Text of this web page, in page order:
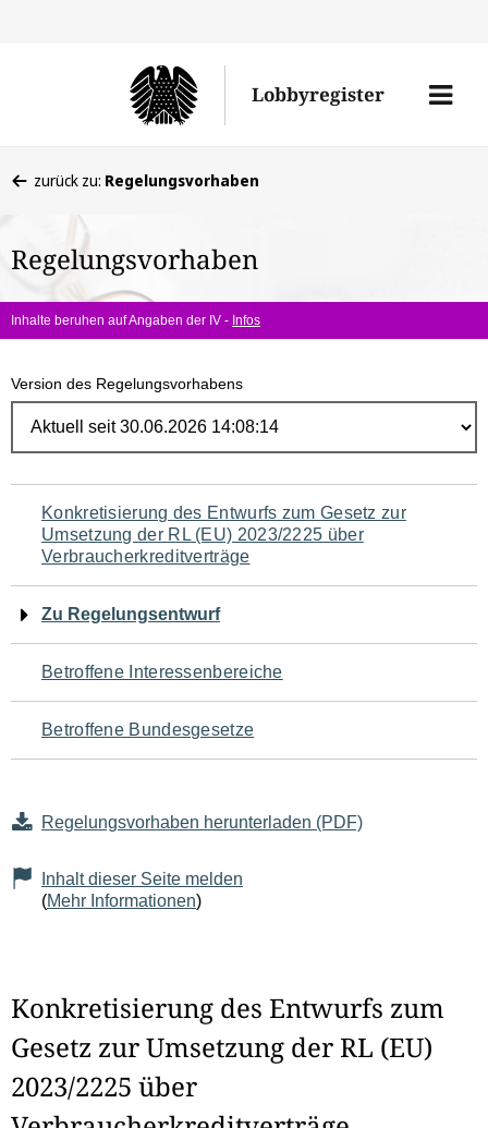
Lobbyregister
Menü
befinden
hier:
zurück zu: Regelungsvorhaben
Regelungsvorhaben
Inhalte beruhen auf Angaben der IV - Infos
Version des Regelungsvorhabens
Navigation
für
den
Seiteninhalt
Konkretisierung des Entwurfs zum Gesetz zur
Umsetzung der RL (EU) 2023/2225 über
Verbraucherkreditverträge
Zu Regelungsentwurf
Betroffene Interessenbereiche
Betroffene Bundesgesetze
Regelungsvorhaben herunterladen (PDF)
Inhalt dieser Seite melden
(Mehr Informationen)
Konkretisierung des Entwurfs zum
Gesetz zur Umsetzung der RL (EU)
2023/2225 über